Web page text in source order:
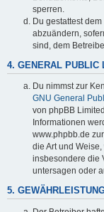
sperren.
Du gestattest
abzuändern,
sind, dem
4. GENERAL PUBLIC
Du nimmst zur
GNU General
von phpBB
Informationen
www.phpbb.de
die Art und
insbesondere die
untersagen oder
5.